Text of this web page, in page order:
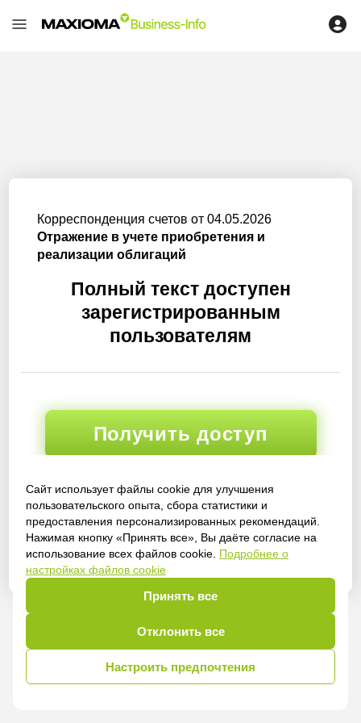
Сайт использует файлы cookie для улучшения
пользовательского опыта, сбора статистики и
предоставления персонализированных рекомендаций.
Нажимая кнопку «Принять все», Вы даёте согласие на
использование всех файлов cookie. Подробнее о
настройках файлов cookie
Принять все
Отклонить все
Настроить предпочтения
Корреспонденция счетов от 04.05.2026
Отражение в учете приобретения и
реализации облигаций
Полный текст доступен
зарегистрированным
пользователям
Получить доступ
Войти